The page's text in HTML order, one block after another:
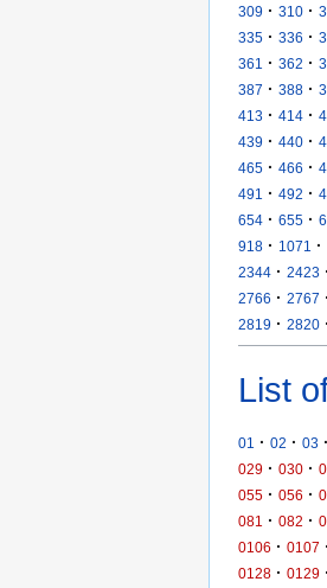
309 · 310 ·
335 · 336 ·
361
· 362 ·
387 · 388 ·
413 · 414 ·
439 · 440 ·
465 · 466 ·
491
· 492 ·
654 · 655 ·
918 · 1071 ·
2344 · 2423 ·
2766 · 2767 ·
2819 · 2820 ·
List
01 · 02 · 03 ·
029 · 030 ·
055 · 056 ·
081
· 082 ·
0106 · 0107 ·
0128 · 0129 ·